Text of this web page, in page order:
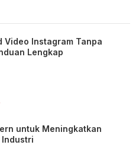
Video Instagram Tanpa
Lengkap
untuk Meningkatkan
Industri